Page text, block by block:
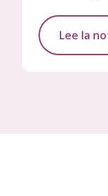
Lee la